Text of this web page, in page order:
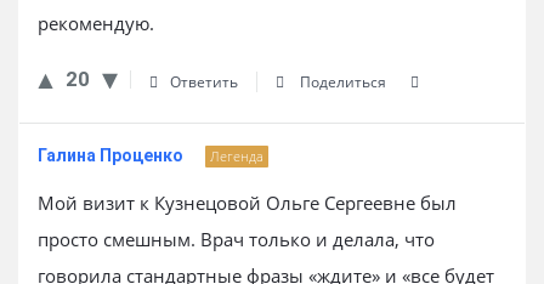
рекомендую.
20 Ответить Поделиться
Галина Проценко Легенда
Мой визит к Кузнецовой Ольге Сергеевне был
просто смешным. Врач только и делала, что
говорила стандартные фразы «ждите» и «все будет